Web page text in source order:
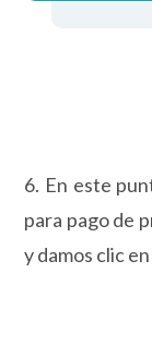
6. En este
para pago de
y damos clic